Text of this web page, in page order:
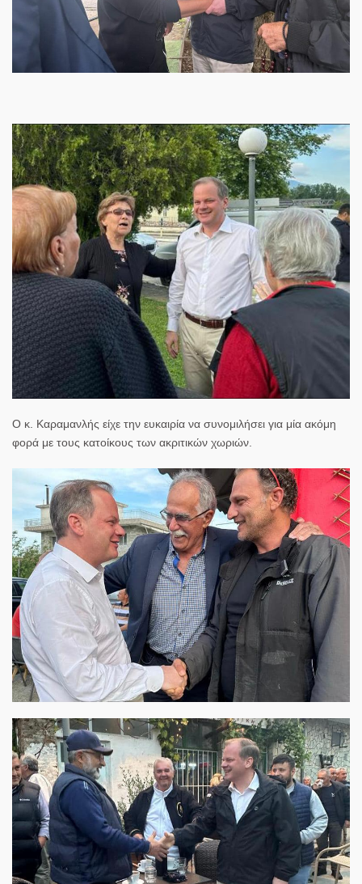
Ο κ. Καραμανλής είχε την ευκαιρία να συνομιλήσει για μία ακόμη
φορά με τους κατοίκους των ακριτικών χωριών.